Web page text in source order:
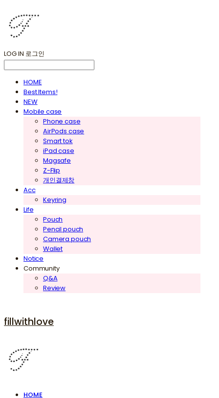
LOG IN 로그인
HOME
Best Items!
NEW
Mobile case
Phone case
AirPods case
Smart tok
iPad case
Magsafe
Z-Flip
개인결제창
Acc
Keyring
Life
Pouch
Pencil pouch
Camera pouch
Wallet
Notice
Community
Q&A
Review
fillwithlove
HOME